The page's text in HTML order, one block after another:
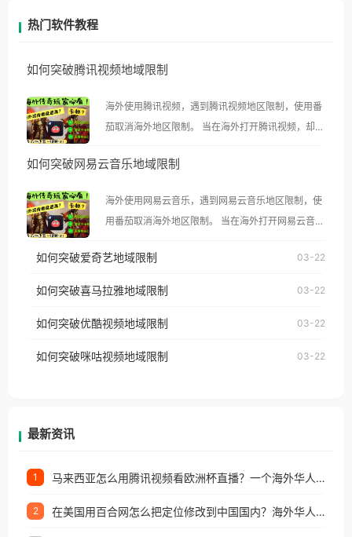
热门软件教程
如何突破腾讯视频地域限制
海外使用腾讯视频，遇到腾讯视频地区限制，使用番
茄取消海外地区限制。 当在海外打开腾讯视频，却突
示语。 海外用户如香港、澳门、台湾、美国、加拿
像其他音乐平台一样，出现地区及版权限制问题，且
仅能在中国大陆地区播放。 遇到这个问题的朋友们，
使用番茄回国加速器，即可解决「海外用户收听腾讯
台湾、美国、加拿大、澳大利亚、欧洲等国家和地区
权限制所困扰。
如何突破网易云音乐地域限制
海外使用网易云音乐，遇到网易云音乐地区限制，使
用番茄取消海外地区限制。 当在海外打开网易云音
播放”的提示语。 海外用户如香港、澳门、台湾、美
国、加拿大、澳大利亚、欧洲等国家和地区时，网易
制问题，且仅能在中国大陆地区播放。 遇到这个问题
户收听网易云音乐地区版权限制」的问题，无论人在
如何突破爱奇艺地域限制 03-22
如何突破喜马拉雅地域限制 03-22
如何突破优酷视频地域限制 03-22
如何突破咪咕视频地域限制 03-22
最新资讯
1 马来西亚怎么用腾讯视频看欧洲杯直播？一个海外华人的真实困扰与破解
2 在美国用百合网怎么把定位修改到中国国内？海外华人必备的回国加速指南